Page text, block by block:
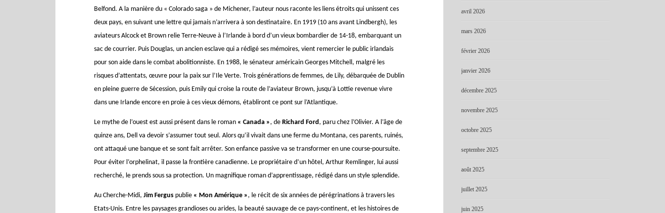
Belfond. A la manière du « Colorado saga » de Michener, l’auteur nous raconte les liens étroits qui unissent ces
deux pays, en suivant une lettre qui jamais n’arrivera à son destinataire. En 1919 (10 ans avant Lindbergh), les
aviateurs Alcock et Brown relie Terre-Neuve à l’Irlande à bord d’un vieux bombardier de 14-18, embarquant un
sac de courrier. Puis Douglas, un ancien esclave qui a rédigé ses mémoires, vient remercier le public irlandais
pour son aide dans le combat abolitionniste. En 1988, le sénateur américain Georges Mitchell, malgré les
risques d’attentats, œuvre pour la paix sur l’Ile Verte. Trois générations de femmes, de Lily, débarquée de Dublin
en pleine guerre de Sécession, puis Emily qui croise la route de l’aviateur Brown, jusqu’à Lottie revenue vivre
dans une Irlande encore en proie à ces vieux démons, établiront ce pont sur l’Atlantique.
Le mythe de l’ouest est aussi présent dans le roman « Canada » , deRichard Ford, paru chez l’Olivier. A l’âge de
quinze ans, Dell va devoir s’assumer tout seul. Alors qu’il vivait dans une ferme du Montana, ces parents, ruinés,
ont attaqué une banque et se sont fait arrêter. Son enfance passive va se transformer en une course-poursuite.
Pour éviter l’orphelinat, il passe la frontière canadienne. Le propriétaire d’un hôtel, Arthur Remlinger, lui aussi
recherché, le prends sous sa protection. Un magnifique roman d’apprentissage, rédigé dans un style splendide.
Au Cherche-Midi,Jim Fergus publie « Mon Amérique » , le récit de six années de pérégrinations à travers les
Etats-Unis. Entre les paysages grandioses ou arides, la beauté sauvage de ce pays-continent, et les histoires de
avril 2026
mars 2026
février 2026
janvier 2026
décembre 2025
novembre 2025
octobre 2025
septembre 2025
août 2025
juillet 2025
juin 2025